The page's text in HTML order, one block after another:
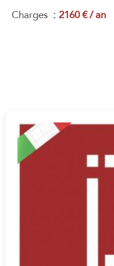
Charges
2160 € / an